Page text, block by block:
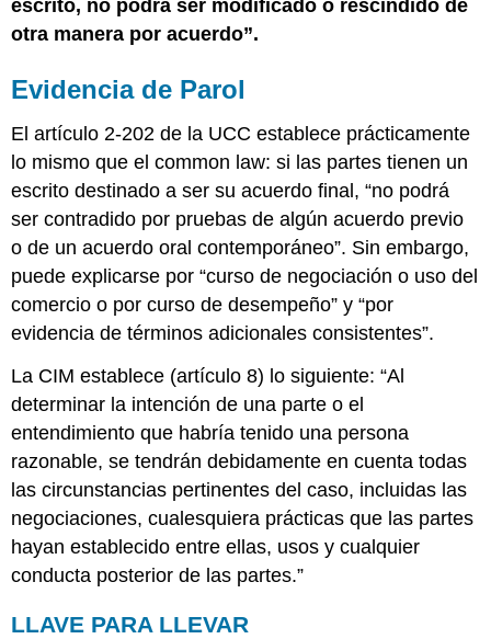
escrito, no podrá ser modificado o rescindido de
otra manera por acuerdo”.
Evidencia de Parol
El artículo 2-202 de la UCC establece prácticamente
lo mismo que el common law: si las partes tienen un
escrito destinado a ser su acuerdo final, “no podrá
ser contradido por pruebas de algún acuerdo previo
o de un acuerdo oral contemporáneo”. Sin embargo,
puede explicarse por “curso de negociación o uso del
comercio o por curso de desempeño” y “por
evidencia de términos adicionales consistentes”.
La CIM establece (artículo 8) lo siguiente: “Al
determinar la intención de una parte o el
entendimiento que habría tenido una persona
razonable, se tendrán debidamente en cuenta todas
las circunstancias pertinentes del caso, incluidas las
negociaciones, cualesquiera prácticas que las partes
hayan establecido entre ellas, usos y cualquier
conducta posterior de las partes.”
LLAVE PARA LLEVAR